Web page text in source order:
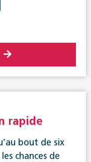
rapide
bout de six
chances de